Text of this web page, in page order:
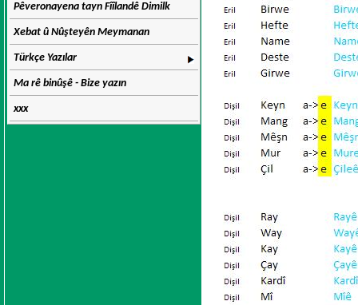
Pêveronayena tayn Fîîlandê Dimilk
Xebat û Nûşteyên Meymanan
Türkçe Yazılar
Ma rê binûşê - Bize yazın
xxx